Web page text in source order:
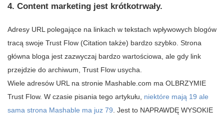
4. Content marketing jest krótkotrwały.
Adresy URL polegające na linkach w tekstach wpływowych blogów
tracą swoje Trust Flow (Citation także) bardzo szybko. Strona
główna bloga jest zazwyczaj bardzo wartościowa, ale gdy link
przejdzie do archiwum, Trust Flow usycha.
Wiele adresów URL na stronie Mashable.com ma OLBRZYMIE
Trust Flow. W czasie pisania tego artykułu, niektóre mają 19 ale
sama strona Mashable ma juz 79 . Jest to NAPRAWDĘ WYSOKIE